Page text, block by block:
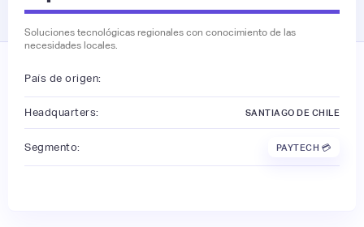
Soluciones tecnológicas regionales con conocimiento de las
necesidades locales.
País de origen:
Headquarters: SANTIAGO DE CHILE
Segmento: PAYTECH 💳